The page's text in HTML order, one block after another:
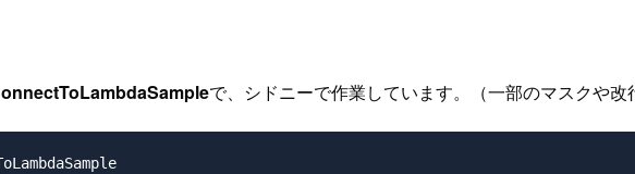
で、シドニーで作業しています。（一部のマスクや改